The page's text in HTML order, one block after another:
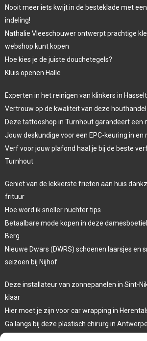
Nooit meer iets kwijt in de besteklade met
indeling!
Nathalie Vleeschouwer ontwerpt prachtige
webshop kunt kopen
Hoe kies je de juiste douchetegels?
Kluis openen Halle
Experten in het reinigen van klinkers in Hasselt
Vertrouw op de kwaliteit van deze
Deze tattooshop in Turnhout garandeert een
Jouw deskundige voor een EPC-keuring in en
Verf voor jouw plafond haal je bij de beste
Turnhout
Geniet van de lekkerste frieten aan huis
frituur
Hoe word ik sneller nuchter tips
Betaalbare mode kopen in deze
Berg
Nieuwe Dwars (DWRS) schoenen laarsjes en
seizoen bij Nijhof
Deze installateur van zonnepanelen in Sint-
klaar
Hier moet je zijn voor car wrapping in
Ga langs bij deze plastisch chirurg in